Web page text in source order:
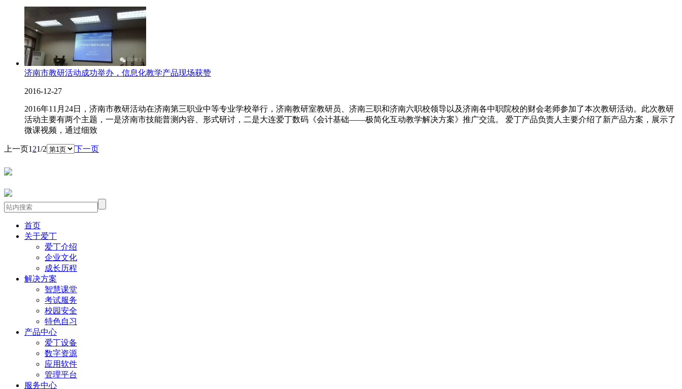
济南市教研活动成功举办，信息化教学产品现场获赞
2016-12-27
2016年11月24日，济南市教研活动在济南第三职业中等专业学校举行，济南教研室教研员、济南三职和济南六职校领导以及济南各中职院校的财会老师参加了本次教研活动。此次教研
活动主要有两个主题，一是济南市技能普测内容、形式研讨，二是大连爱丁数码《会计基础——极简化互动教学解决方案》推广交流。 爱丁产品负责人主要介绍了新产品方案，展示了
微课视频，通过细致
上一页121/2 下一页
首页
关于爱丁
爱丁介绍
企业文化
成长历程
解决方案
智慧课堂
考试服务
校园安全
特色自习
产品中心
爱丁设备
数字资源
应用软件
管理平台
服务中心